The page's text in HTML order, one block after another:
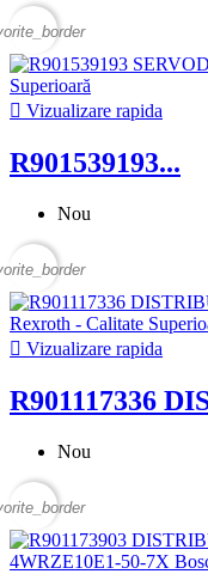
 Vizualizare rapida
R901539193...
Nou
 Vizualizare rapida
R901117336
Nou